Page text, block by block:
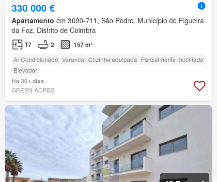
330 000 €
Apartamento em 3090-711, São Pedro, Município de Figueira
da Foz, Distrito de Coimbra
T7 2 157 m²
Ar Condicionado Varanda Cozinha equipada Parcialmente mobiliado
Elevador
Há 30+ dias
GREEN-ACRES